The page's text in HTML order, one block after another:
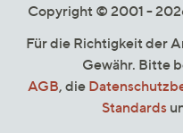
Copyright © 2001 -
Für die Richtigkeit der
Gewähr. Bitte
AGB, die
Standards